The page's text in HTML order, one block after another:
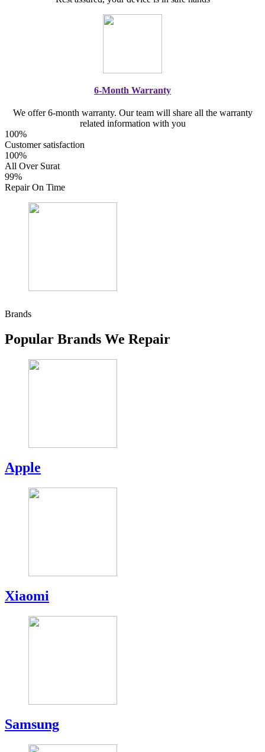
6-Month Warranty
We offer 6-month warranty. Our team will share all the warranty
related information with you
100%
Customer satisfaction
100%
All Over Surat
99%
Repair On Time
Brands
Popular Brands We Repair
Apple
Xiaomi
Samsung